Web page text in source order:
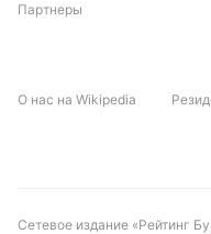
Партнеры
О нас на Wikipedia
Сетевое издание «Рейтинг